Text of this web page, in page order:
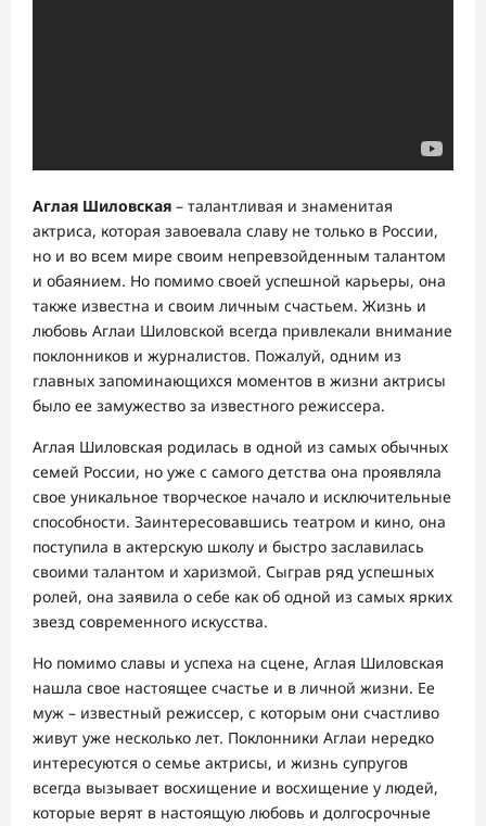
Аглая Шиловская – талантливая и знаменитая
актриса, которая завоевала славу не только в России,
но и во всем мире своим непревзойденным талантом
и обаянием. Но помимо своей успешной карьеры, она
также известна и своим личным счастьем. Жизнь и
любовь Аглаи Шиловской всегда привлекали внимание
поклонников и журналистов. Пожалуй, одним из
главных запоминающихся моментов в жизни актрисы
было ее замужество за известного режиссера.
Аглая Шиловская родилась в одной из самых обычных
семей России, но уже с самого детства она проявляла
свое уникальное творческое начало и исключительные
способности. Заинтересовавшись театром и кино, она
поступила в актерскую школу и быстро заславилась
своими талантом и харизмой. Сыграв ряд успешных
ролей, она заявила о себе как об одной из самых ярких
звезд современного искусства.
Но помимо славы и успеха на сцене, Аглая Шиловская
нашла свое настоящее счастье и в личной жизни. Ее
муж – известный режиссер, с которым они счастливо
живут уже несколько лет. Поклонники Аглаи нередко
интересуются о семье актрисы, и жизнь супругов
всегда вызывает восхищение и восхищение у людей,
которые верят в настоящую любовь и долгосрочные